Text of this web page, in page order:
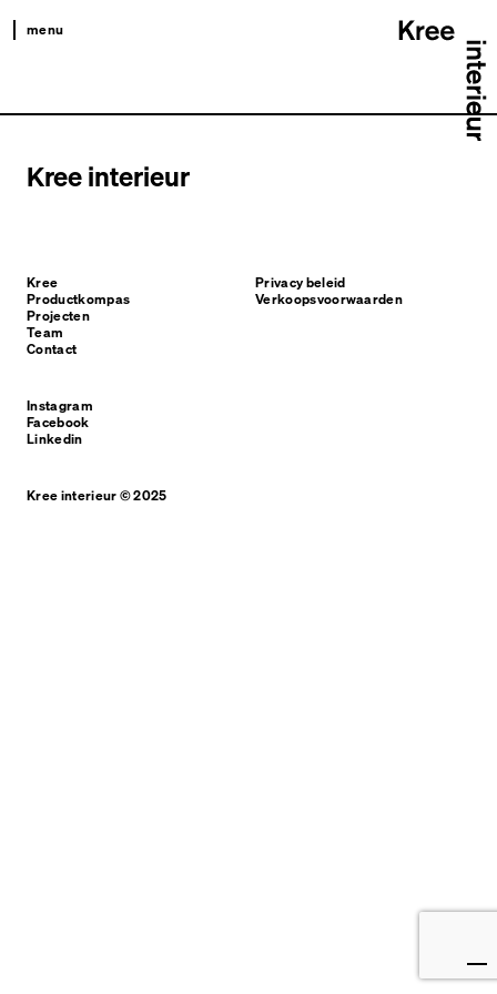
menu
productkompas
Kree interieur
Kree
Productkompas
Projecten
Team
Contact
Privacy beleid
Verkoopsvoorwaarden
Instagram
Facebook
Linkedin
Kree interieur © 2025